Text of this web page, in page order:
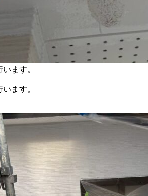
ます。
ます。